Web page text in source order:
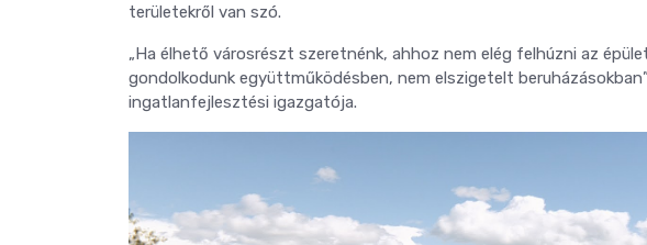
területekről van szó.
„Ha élhető városrészt szeretnénk, ahhoz nem elég felhúzni az
gondolkodunk együttműködésben, nem elszigetelt
ingatlanfejlesztési igazgatója.